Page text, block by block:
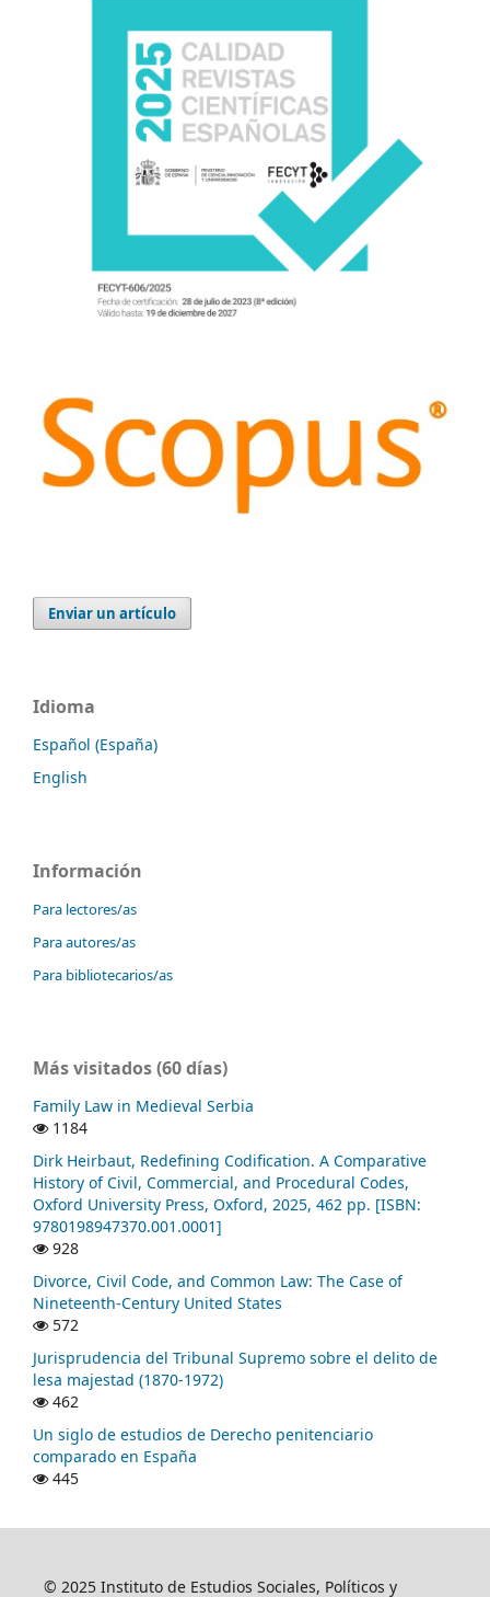
Enviar un artículo
Idioma
Español (España)
English
Información
Para lectores/as
Para autores/as
Para bibliotecarios/as
Más visitados (60 días)
Family Law in Medieval Serbia
1184
Dirk Heirbaut, Redefining Codification. A Comparative
History of Civil, Commercial, and Procedural Codes,
Oxford University Press, Oxford, 2025, 462 pp. [ISBN:
9780198947370.001.0001]
928
Divorce, Civil Code, and Common Law: The Case of
Nineteenth-Century United States
572
Jurisprudencia del Tribunal Supremo sobre el delito de
lesa majestad (1870-1972)
462
Un siglo de estudios de Derecho penitenciario
comparado en España
445
© 2025 Instituto de Estudios Sociales, Políticos y